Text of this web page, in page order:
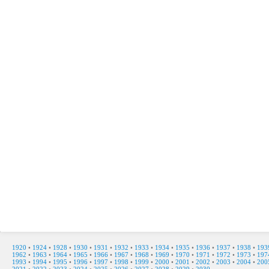
1920 • 1924 • 1928 • 1930 • 1931 • 1932 • 1933 • 1934 • 1935 • 1936 • 1937 • 1938 •
1962 • 1963 • 1964 • 1965 • 1966 • 1967 • 1968 • 1969 • 1970 • 1971 • 1972 • 1973 •
1993 • 1994 • 1995 • 1996 • 1997 • 1998 • 1999 • 2000 • 2001 • 2002 • 2003 • 2004 •